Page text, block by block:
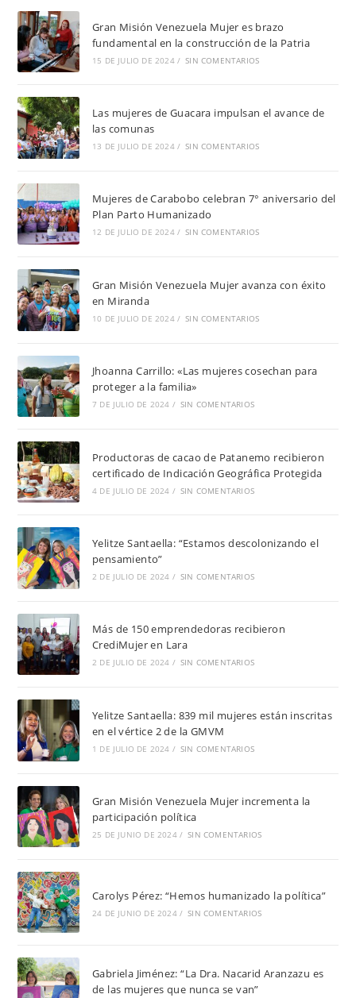
Gran Misión Venezuela Mujer es brazo
fundamental en la construcción de la Patria
15 DE JULIO DE 2024 / SIN COMENTARIOS
Las mujeres de Guacara impulsan el avance de
las comunas
13 DE JULIO DE 2024 / SIN COMENTARIOS
Mujeres de Carabobo celebran 7° aniversario del
Plan Parto Humanizado
12 DE JULIO DE 2024 / SIN COMENTARIOS
Gran Misión Venezuela Mujer avanza con éxito
en Miranda
10 DE JULIO DE 2024 / SIN COMENTARIOS
Jhoanna Carrillo: «Las mujeres cosechan para
proteger a la familia»
7 DE JULIO DE 2024 / SIN COMENTARIOS
Productoras de cacao de Patanemo recibieron
certificado de Indicación Geográfica Protegida
4 DE JULIO DE 2024 / SIN COMENTARIOS
Yelitze Santaella: “Estamos descolonizando el
pensamiento”
2 DE JULIO DE 2024 / SIN COMENTARIOS
Más de 150 emprendedoras recibieron
CrediMujer en Lara
2 DE JULIO DE 2024 / SIN COMENTARIOS
Yelitze Santaella: 839 mil mujeres están inscritas
en el vértice 2 de la GMVM
1 DE JULIO DE 2024 / SIN COMENTARIOS
Gran Misión Venezuela Mujer incrementa la
participación política
25 DE JUNIO DE 2024 / SIN COMENTARIOS
Carolys Pérez: “Hemos humanizado la política”
24 DE JUNIO DE 2024 / SIN COMENTARIOS
Gabriela Jiménez: “La Dra. Nacarid Aranzazu es
de las mujeres que nunca se van”